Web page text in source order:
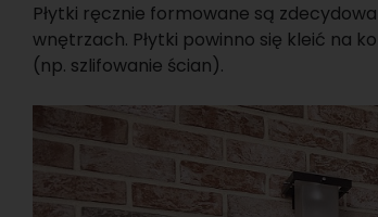
Płytki ręcznie formowane są
wnętrzach. Płytki powinno się kleić na
(np. szlifowanie ścian).